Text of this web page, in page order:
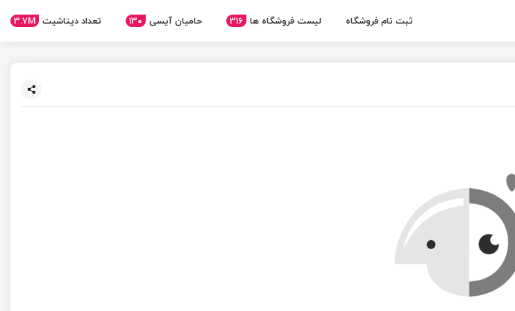
ثبت نام فروشگاه لیست فروشگاه ها 316 حامیان آیسی 130 تعداد دیتاشیت 3.7M